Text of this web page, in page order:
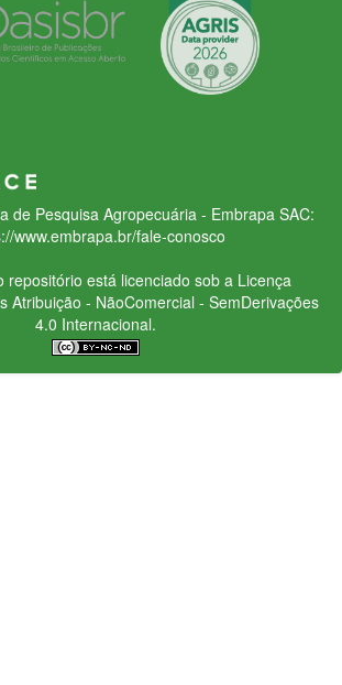
de Pesquisa Agropecuária - Embrapa SAC:
www.embrapa.br/fale-conosco
repositório está licenciado sob a Licença
Atribuição - NãoComercial - SemDerivações
4.0 Internacional.